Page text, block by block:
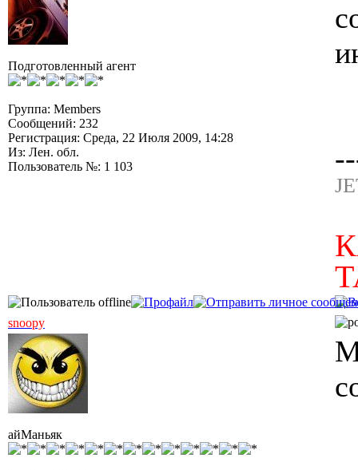
Подготовленный агент
Группа: Members
Сообщений: 232
Регистрация: Среда, 22 Июля 2009, 14:28
Из: Лен. обл.
Пользователь №: 1 103
snoopy
айМаньяк